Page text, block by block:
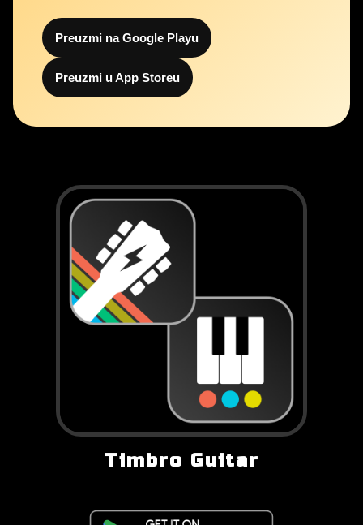
Preuzmi na Google Playu
Preuzmi u App Storeu
Timbro Guitar